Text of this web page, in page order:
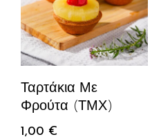
Ταρτάκια Με
Φρούτα (ΤΜΧ)
1,00 €